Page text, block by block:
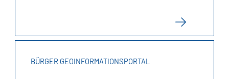
BÜRGER GEOINFORMATIONSPORTAL